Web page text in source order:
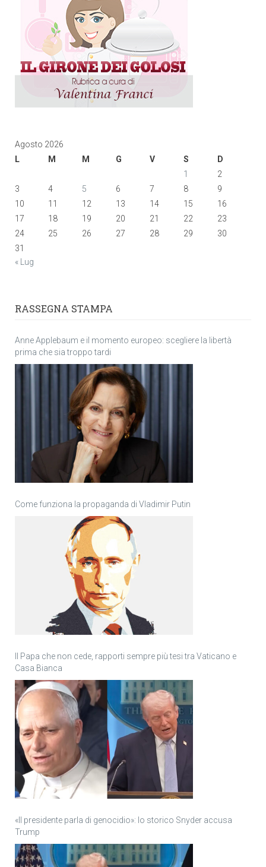
Agosto 2026
L
M M G V S
D
1
2
3
4 5 6 7 8
9
10
11 12 13 14 15
16
17
18 19 20 21 22
23
24
25 26 27 28 29
30
31
« Lug
RASSEGNA STAMPA
Anne Applebaum e il momento europeo: scegliere la libertà
prima che sia troppo tardi
Come funziona la propaganda di Vladimir Putin
Il Papa che non cede, rapporti sempre più tesi tra Vaticano e
Casa Bianca
«Il presidente parla di genocidio»: lo storico Snyder accusa
Trump